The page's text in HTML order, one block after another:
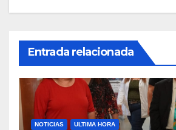
Entrada relacionada
NOTICIAS ULTIMA HORA